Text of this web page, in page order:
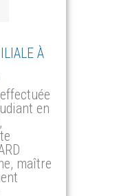
À
en
maître